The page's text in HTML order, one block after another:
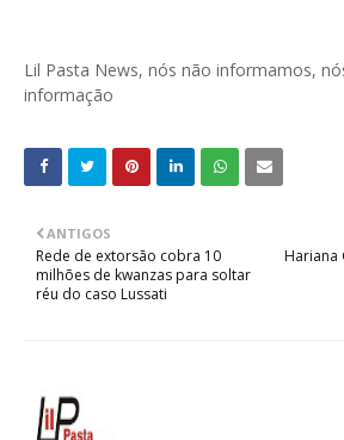
Lil Pasta News, nós não informamos,
informação
Hariana
ANTIGOS
Rede de extorsão cobra 10
milhões de kwanzas para soltar
réu do caso Lussati